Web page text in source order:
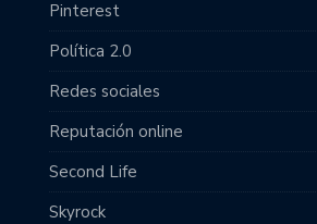
Pinterest
Política 2.0
Redes sociales
Reputación online
Second Life
Skyrock